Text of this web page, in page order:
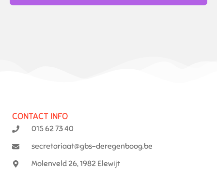
CONTACT INFO
015 62 73 40
secretariaat@gbs-deregenboog.be
Molenveld 26, 1982 Elewijt